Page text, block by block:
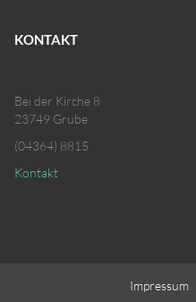
KONTAKT
Bei der Kirche 8
23749 Grube
(04364) 8815
Kontakt
Impressum